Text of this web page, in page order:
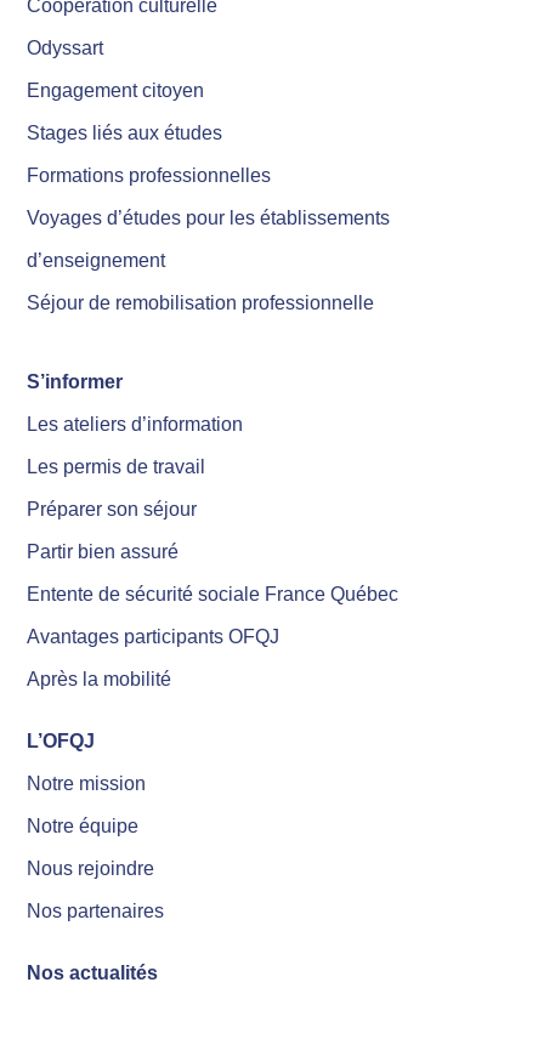
Coopération culturelle
Odyssart
Engagement citoyen
Stages liés aux études
Formations professionnelles
Voyages d’études pour les établissements
d’enseignement
Séjour de remobilisation professionnelle
S’informer
Les ateliers d’information
Les permis de travail
Préparer son séjour
Partir bien assuré
Entente de sécurité sociale France Québec
Avantages participants OFQJ
Après la mobilité
L’OFQJ
Notre mission
Notre équipe
Nous rejoindre
Nos partenaires
Nos actualités